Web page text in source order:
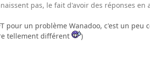
pas, le fait d'avoir des réponses
pour un problème Wanadoo, c'est un
tellement différent
)